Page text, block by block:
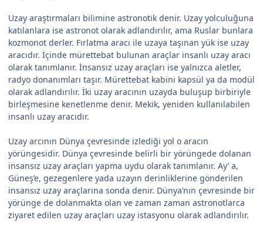
Uzay araştırmaları bilimine astronotik denir. Uzay yolculuğuna
katılanlara ise astronot olarak adlandırılır, ama Ruslar bunlara
kozmonot derler. Fırlatma aracı ile uzaya taşınan yük ise uzay
aracıdır. İçinde mürettebat bulunan araçlar insanlı uzay aracı
olarak tanımlanır. İnsansız uzay araçları ise yalnızca aletler,
radyo donanımları taşır. Mürettebat kabini kapsül ya da modül
olarak adlandırılır. İki uzay aracının uzayda buluşup birbiriyle
birleşmesine kenetlenme denir. Mekik, yeniden kullanılabilen
insanlı uzay aracıdır.
Uzay arcının Dünya çevresinde izlediği yol o aracın
yörüngesidir. Dünya çevresinde belirli bir yörüngede dolanan
insansız uzay araçları yapma uydu olarak tanımlanır. Ay’ a,
Güneş’e, gezegenlere yada uzayın derinliklerine gönderilen
insansız uzay araçlarına sonda denir. Dünya’nın çevresinde bir
yörünge de dolanmakta olan ve zaman zaman astronotlarca
ziyaret edilen uzay araçları uzay istasyonu olarak adlandırılır.